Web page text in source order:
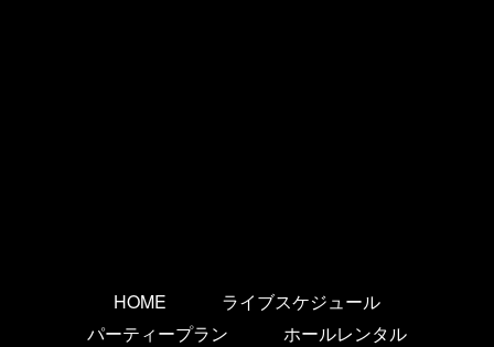
HOME
ライブスケジュール
パーティープラン
ホールレンタル